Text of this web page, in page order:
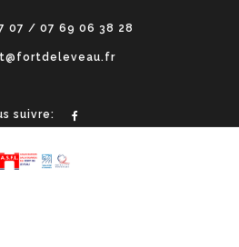
07 / 07 69 06 38 28
suivre: